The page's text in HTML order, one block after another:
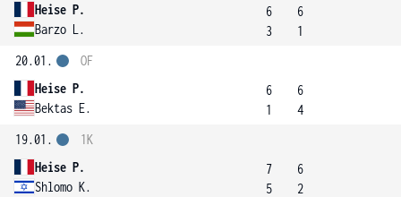
Heise P.
Barzo L.
6
3
6
1
20.01.
Heise P.
Bektas E.
OF
6
1
6
4
19.01.
Heise P.
Shlomo K.
1K
7
5
6
2